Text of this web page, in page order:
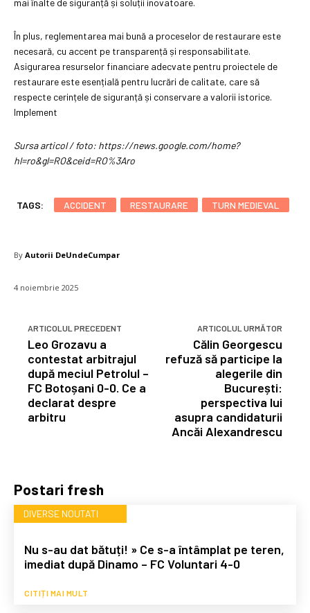
Postari fresh
DIVERSE NOUTATI
Nu s-au dat bătuți! » Ce s-a întâmplat pe teren,
imediat după Dinamo – FC Voluntari 4-0
CITIȚI MAI MULT
mai înalte de siguranță și soluții inovatoare.
În plus, reglementarea mai bună a proceselor de restaurare este
necesară, cu accent pe transparență și responsabilitate.
Asigurarea resurselor financiare adecvate pentru proiectele de
restaurare este esențială pentru lucrări de calitate, care să
respecte cerințele de siguranță și conservare a valorii istorice.
Implement
Sursa articol / foto: https://news.google.com/home?
hl=ro&gl=RO&ceid=RO%3Aro
TAGS: ACCIDENT RESTAURARE TURN MEDIEVAL
By Autorii DeUndeCumpar
4 noiembrie 2025
ARTICOLUL PRECEDENT
Leo Grozavu a
contestat arbitrajul
după meciul Petrolul –
FC Botoșani 0-0. Ce a
declarat despre
arbitru
ARTICOLUL URMĂTOR
Călin Georgescu
refuză să participe la
alegerile din
București:
perspectiva lui
asupra candidaturii
Ancăi Alexandrescu